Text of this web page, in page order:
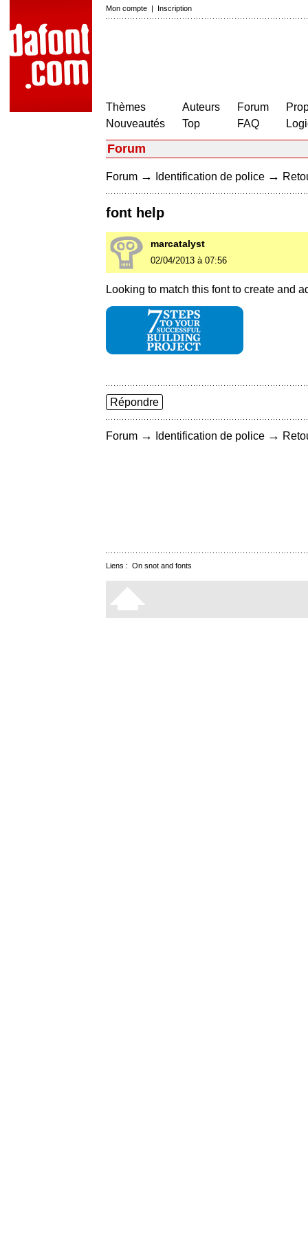
Mon compte | Inscription
Thèmes
Nouveautés
Auteurs
Top
Forum
FAQ
Forum
Forum → Identification de police →
font help
marcatalyst
02/04/2013 à 07:56
Looking to match this font to create and
Répondre
Forum → Identification de police →
Liens : On snot and fonts